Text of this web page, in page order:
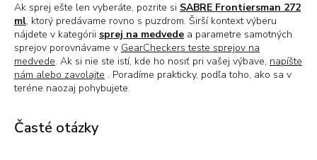
Ak sprej ešte len vyberáte, pozrite si SABRE Frontiersman 272
ml, ktorý predávame rovno s puzdrom. Širší kontext výberu
nájdete v kategórii sprej na medvede a parametre samotných
sprejov porovnávame v GearCheckers teste sprejov na
medvede. Ak si nie ste istí, kde ho nosiť pri vašej výbave, napíšte
nám alebo zavolajte . Poradíme prakticky, podľa toho, ako sa v
teréne naozaj pohybujete.
Časté otázky